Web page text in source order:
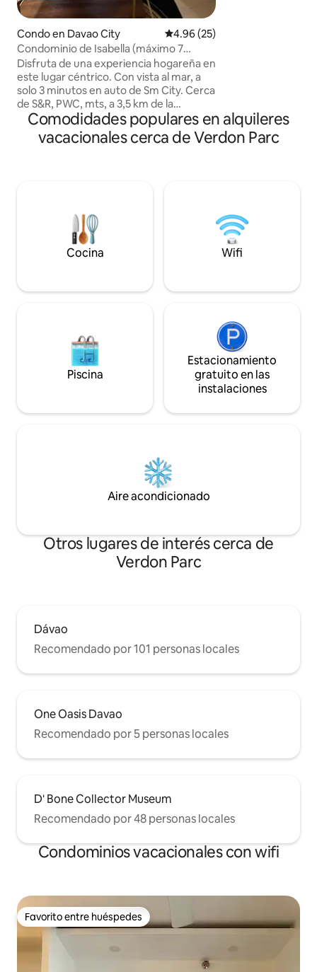
Condo en Davao City Calificación promedio: 4.96 de
4.96 (25)
Condominio de Isabella (máximo 7
personas y 1 coche de estacionamiento
gratuito)
Disfruta de una experiencia hogareña en
este lugar céntrico. Con vista al mar, a
solo 3 minutos en auto de Sm City. Cerca
de S&R, PWC, mts, a 3,5 km de la
Universidad Ateneo Roxas (mercado
nocturno), centro comercial abreeza y
centro comercial gaisano. * Condominio
favor, internet. *Netflix. *1 cama tamaño
queen. *2 camas individuales. *2 camas
supletorias gratuitas. Acceso de los
huéspedes; Unidad de condominio
pesos/cabeza
velocidad, ideal
viajan y que se
Comodidades populares en alquileres
vacacionales cerca de Verdon Parc
Cocina Wifi
Piscina
Estacionamiento
gratuito en las
instalaciones
Aire acondicionado
Otros lugares de interés cerca de
Verdon Parc
Dávao
Recomendado por 101 personas locales
One Oasis Davao
Recomendado por 5 personas locales
D' Bone Collector Museum
Recomendado por 48 personas locales
Condominios vacacionales con wifi
Favorito entre huéspedes
Favorito entre huéspedes